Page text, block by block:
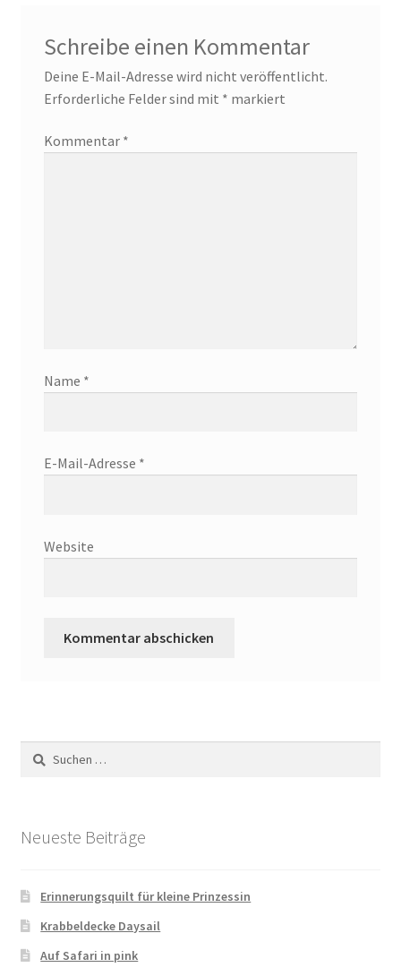
Schreibe einen Kommentar
Deine E-Mail-Adresse wird nicht veröffentlicht.
Erforderliche Felder sind mit * markiert
Kommentar *
Name *
E-Mail-Adresse *
Website
Suchen
nach:
Neueste Beiträge
Erinnerungsquilt für kleine Prinzessin
Krabbeldecke Daysail
Auf Safari in pink